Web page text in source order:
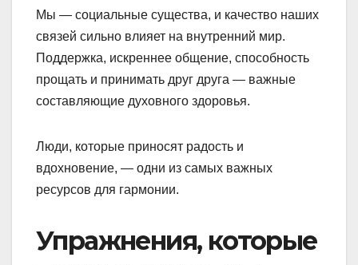
Мы — социальные существа, и качество наших
связей сильно влияет на внутренний мир.
Поддержка, искреннее общение, способность
прощать и принимать друг друга — важные
составляющие духовного здоровья.
Люди, которые приносят радость и
вдохновение, — одни из самых важных
ресурсов для гармонии.
Упражнения, которые